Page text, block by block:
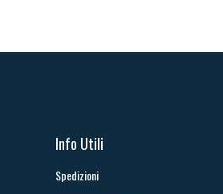
Info Utili
Spedizioni